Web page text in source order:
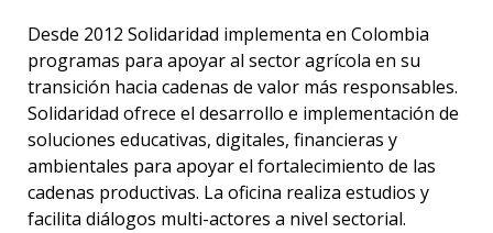
Desde 2012 Solidaridad implementa en Colombia
programas para apoyar al sector agrícola en su
transición hacia cadenas de valor más responsables.
Solidaridad ofrece el desarrollo e implementación de
soluciones educativas, digitales, financieras y
ambientales para apoyar el fortalecimiento de las
cadenas productivas. La oficina realiza estudios y
facilita diálogos multi-actores a nivel sectorial.